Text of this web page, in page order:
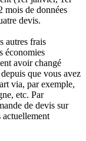
mois de données
devis.
autres frais
économies
avoir changé
que vous avez
via, par exemple,
etc. Par
de devis sur